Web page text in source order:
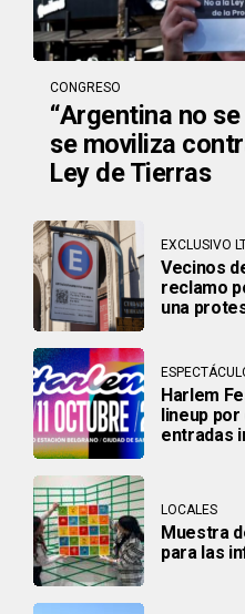
CONGRESO
“Argentina no
se moviliza
Ley de Tierras
EXCLUSIVO
Vecinos
reclamo
una
Harlem
lineup por
entradas
LOCALES
Muestra
para las